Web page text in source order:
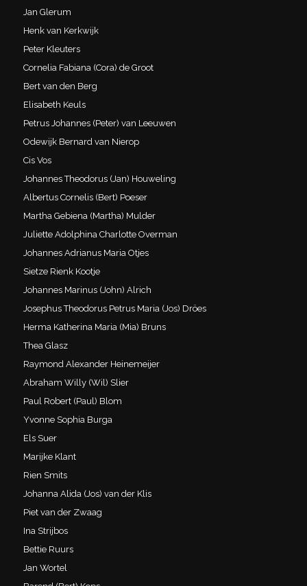
Jan Glerum
Henk van Kerkwijk
Peter Kleuters
Cornelia Fabiana (Cora) de Groot
Bert van den Berg
Elisabeth Keuls
Petrus Johannes (Peter) van Leeuwen
Odewijk Bernard van Nierop
Cis Vos
Johannes Theodorus (Jan) Houweling
Albertus Cornelis (Bert) Poeser
Martha Gebiena (Martha) Mulder
Juliette Adolphina Charlotte Overman
Johannes Adrianus Maria Otjes
Sietze Rienk Kootje
Johannes Marinus (John) Alrich
Josephus Theodorus Petrus Maria (Jos) Dröes
Herma Katherina Maria (Mia) Bruns
Thea Glasz
Raymond Alexander Heinemeijer
Abraham Willy (Wil) Slier
Paul Robert (Paul) Blom
Yvonne Sophia Burga
Els Suer
Marijke Klant
Rien Smits
Johanna Alida (Jos) van der Klis
Piet van der Zwaag
Ina Strijbos
Bettie Ruurs
Jan Wortel